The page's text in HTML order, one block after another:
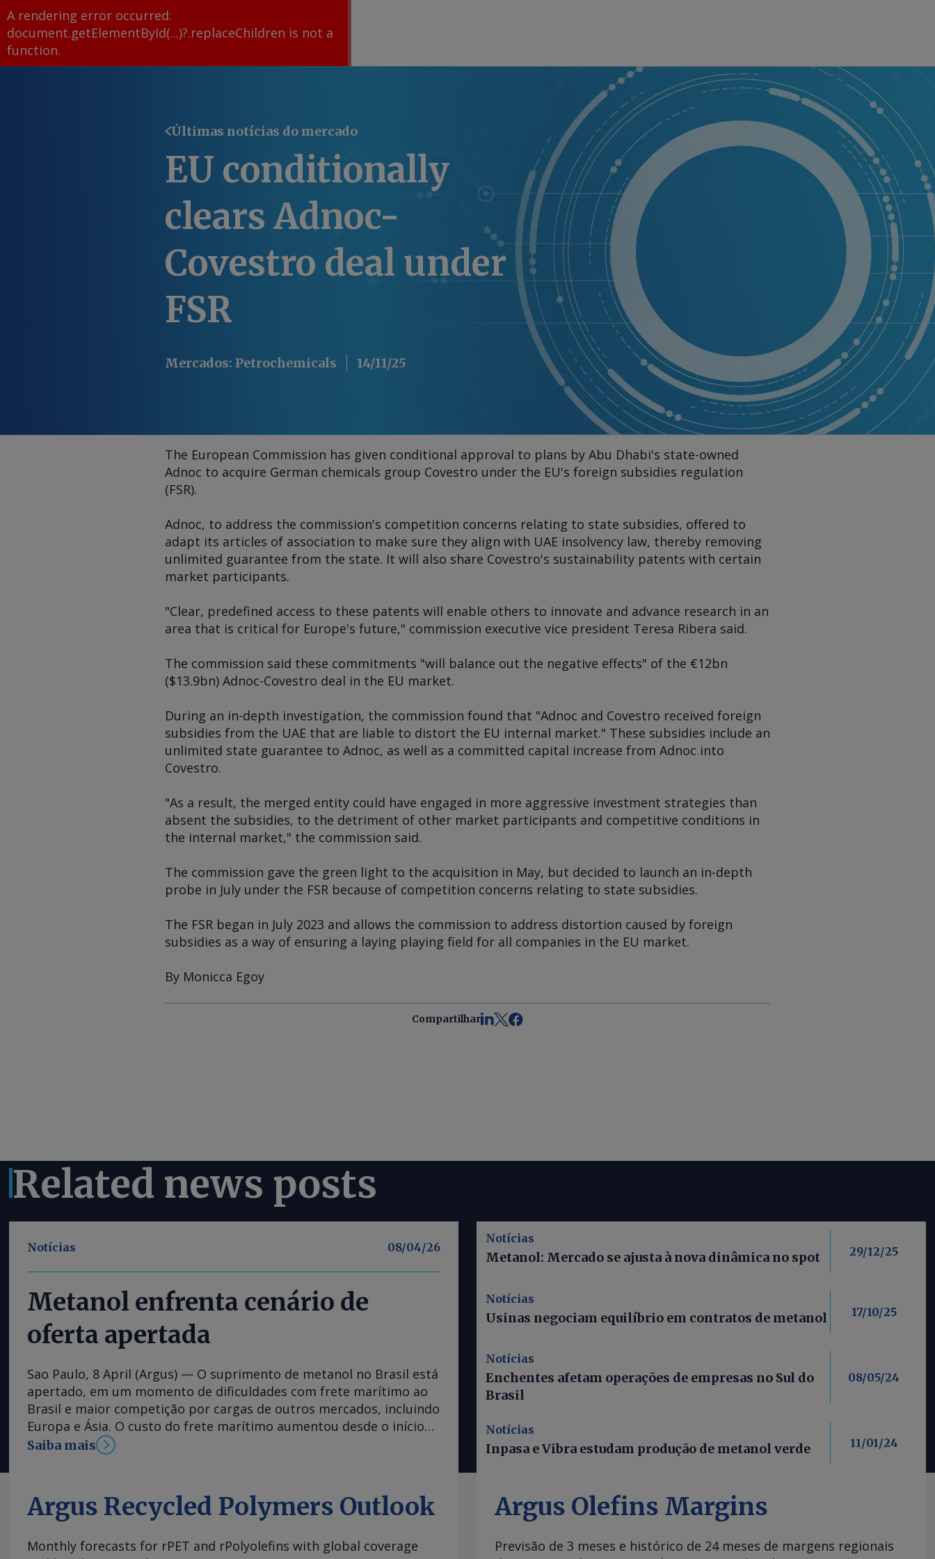
A rendering error occurred:
document.getElementById(...)?.replaceChildren is not a
function.
Últimas notícias do mercado
EU conditionally
clears Adnoc-
Covestro deal under
FSR
Mercados: Petrochemicals 14/11/25
The European Commission has given conditional approval to plans by Abu Dhabi's state-owned
Adnoc to acquire German chemicals group Covestro under the EU's foreign subsidies regulation
(FSR).
Adnoc, to address the commission's competition concerns relating to state subsidies, offered to
adapt its articles of association to make sure they align with UAE insolvency law, thereby removing
unlimited guarantee from the state. It will also share Covestro's sustainability patents with certain
market participants.
"Clear, predefined access to these patents will enable others to innovate and advance research in an
area that is critical for Europe's future," commission executive vice president Teresa Ribera said.
The commission said these commitments "will balance out the negative effects" of the €12bn
($13.9bn) Adnoc-Covestro deal in the EU market.
During an in-depth investigation, the commission found that "Adnoc and Covestro received foreign
subsidies from the UAE that are liable to distort the EU internal market." These subsidies include an
unlimited state guarantee to Adnoc, as well as a committed capital increase from Adnoc into
Covestro.
"As a result, the merged entity could have engaged in more aggressive investment strategies than
absent the subsidies, to the detriment of other market participants and competitive conditions in
the internal market," the commission said.
The commission gave the green light to the acquisition in May, but decided to launch an in-depth
probe in July under the FSR because of competition concerns relating to state subsidies.
The FSR began in July 2023 and allows the commission to address distortion caused by foreign
subsidies as a way of ensuring a laying playing field for all companies in the EU market.
By Monicca Egoy
Compartilhar
Related news posts
Notícias 08/04/26
Metanol enfrenta cenário de
oferta apertada
Sao Paulo, 8 April (Argus) — O suprimento de metanol no Brasil está
apertado, em um momento de dificuldades com frete marítimo ao
Brasil e maior competição por cargas de outros mercados, incluindo
Europa e Ásia. O custo do frete marítimo aumentou desde o início
da guerra entre Estados Unidos-Israel contra o Irã, com escassez de
disponíveis no mercado à vista, enquanto mantêm as quantidades
previstas em contratos. As usinas de biodiesel estão mantendo a
entre contratos e compras bimestrais para pronta-entrega. O Brasil
Saiba mais
Notícias
Metanol: Mercado se ajusta à nova dinâmica no spot 29/12/25
Notícias
Usinas negociam equilíbrio em contratos de metanol 17/10/25
Notícias
Enchentes afetam operações de empresas no Sul do
Brasil
08/05/24
Notícias
Inpasa e Vibra estudam produção de metanol verde 11/01/24
Argus Recycled Polymers Outlook
Monthly forecasts for rPET and rPolyolefins with global coverage
Argus Olefins Margins
Previsão de 3 meses e histórico de 24 meses de margens regionais